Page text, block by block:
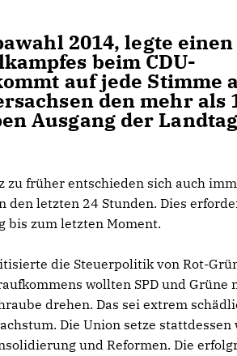
2014, legte
beim CDU-
auf jede Stimme
den mehr als
Ausgang der
zu früher entschieden sich auch
den letzten 24 Stunden. Dies
bis zum letzten Moment.
die Steuerpolitik von Rot-
wollten SPD und Grüne
drehen. Das sei extrem
Die Union setze stattdessen
und Reformen. Die